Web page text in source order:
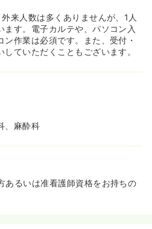
来人数は多くありませんが、1人
ます。電子カルテや、パソコン入
作業は必須です。また、受付・
ていただくこともございます。
、麻酔科
るいは准看護師資格をお持ちの